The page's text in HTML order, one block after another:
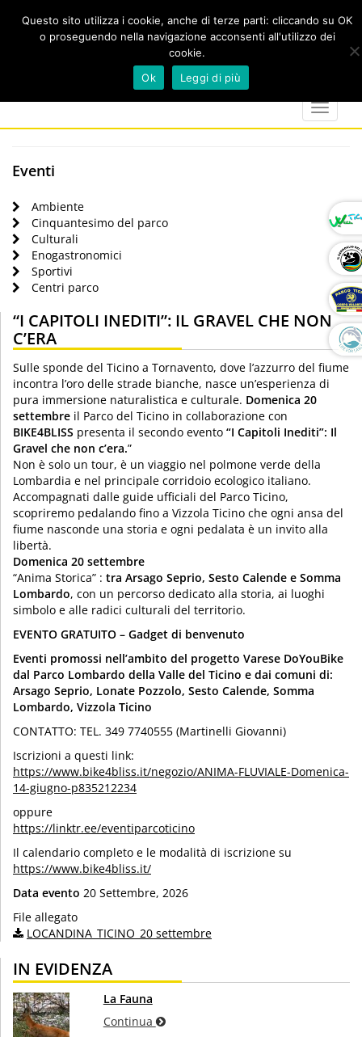
marker
calendar
Toggle
Eventi
Ambiente
Cinquantesimo del parco
Culturali
Enogastronomici
Sportivi
Centri parco
“I CAPITOLI INEDITI”: IL GRAVEL CHE NON
C’ERA
Sulle sponde del Ticino a Tornavento, dove l’azzurro del fiume
incontra l’oro delle strade bianche, nasce un’esperienza di
pura immersione naturalistica e culturale. Domenica 20
settembre il Parco del Ticino in collaborazione con
BIKE4BLISS presenta il secondo evento “I Capitoli Inediti”: Il
Gravel che non c’era.”
Non è solo un tour, è un viaggio nel polmone verde della
Lombardia e nel principale corridoio ecologico italiano.
Accompagnati dalle guide ufficiali del Parco Ticino,
scopriremo pedalando fino a Vizzola Ticino che ogni ansa del
fiume nasconde una storia e ogni pedalata è un invito alla
libertà.
Domenica 20 settembre
“Anima Storica” : tra Arsago Seprio, Sesto Calende e Somma
Lombardo, con un percorso dedicato alla storia, ai luoghi
simbolo e alle radici culturali del territorio.
EVENTO GRATUITO – Gadget di benvenuto
Eventi promossi nell’ambito del progetto Varese DoYouBike
dal Parco Lombardo della Valle del Ticino e dai comuni di:
Arsago Seprio, Lonate Pozzolo, Sesto Calende, Somma
Lombardo, Vizzola Ticino
CONTATTO: TEL. 349 7740555 (Martinelli Giovanni)
Iscrizioni a questi link:
https://www.bike4bliss.it/negozio/ANIMA-FLUVIALE-Domenica-
14-giugno-p835212234
oppure
https://linktr.ee/eventiparcoticino
Il calendario completo e le modalità di iscrizione su
https://www.bike4bliss.it/
Data evento 20 Settembre, 2026
File allegato
LOCANDINA_TICINO_20 settembre
IN EVIDENZA
La Fauna
Continua
Questo sito utilizza i cookie, anche di terze parti: cliccando su OK
o proseguendo nella navigazione acconsenti all'utilizzo dei
cookie.
Ok
Leggi di più